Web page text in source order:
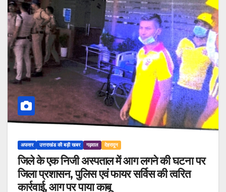
अफसर उत्तराखंड की बड़ी खबर गढ़वाल देहरादून
जिले के एक निजी अस्पताल में आग लगने की घटना पर
जिला प्रशासन, पुलिस एवं फायर सर्विस की त्वरित
कार्रवाई, आग पर पाया काबू